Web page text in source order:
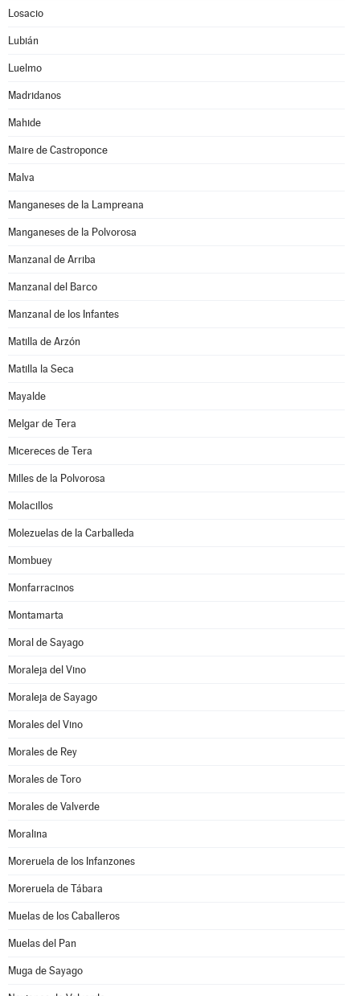
Losacio
Lubián
Luelmo
Madridanos
Mahide
Maire de Castroponce
Malva
Manganeses de la Lampreana
Manganeses de la Polvorosa
Manzanal de Arriba
Manzanal del Barco
Manzanal de los Infantes
Matilla de Arzón
Matilla la Seca
Mayalde
Melgar de Tera
Micereces de Tera
Milles de la Polvorosa
Molacillos
Molezuelas de la Carballeda
Mombuey
Monfarracinos
Montamarta
Moral de Sayago
Moraleja del Vino
Moraleja de Sayago
Morales del Vino
Morales de Rey
Morales de Toro
Morales de Valverde
Moralina
Moreruela de los Infanzones
Moreruela de Tábara
Muelas de los Caballeros
Muelas del Pan
Muga de Sayago